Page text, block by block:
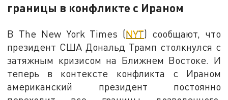
границы в конфликте с Ираном
В The New York Times (NYT) сообщают, что
президент США Дональд Трамп столкнулся с
затяжным кризисом на Ближнем Востоке. И
теперь в контексте конфликта с Ираном
американский президент постоянно